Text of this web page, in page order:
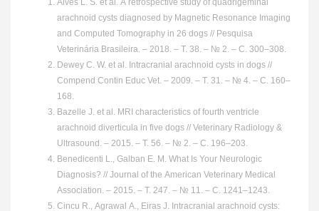
Alves L. S. et al. A retrospective study of quadrigeminal
arachnoid cysts diagnosed by Magnetic Resonance Imaging
and Computed Tomography in 26 dogs // Pesquisa
Veterinária Brasileira. – 2018. – Т. 38. – № 2. – С. 300–308.
Dewey C. W. et al. Intracranial arachnoid cysts in dogs //
Compend Contin Educ Vet. – 2009. – Т. 31. – № 4. – С. 160–
168.
Bazelle J. et al. MRI characteristics of fourth ventricle
arachnoid diverticula in five dogs // Veterinary Radiology &
Ultrasound. – 2015. – Т. 56. – № 2. – С. 196–203.
Benedicenti L., Galban E. M. What Is Your Neurologic
Diagnosis? // Journal of the American Veterinary Medical
Association. – 2015. – Т. 247. – № 11. – С. 1241–1243.
Cincu R., Agrawal A., Eiras J. Intracranial arachnoid cysts: